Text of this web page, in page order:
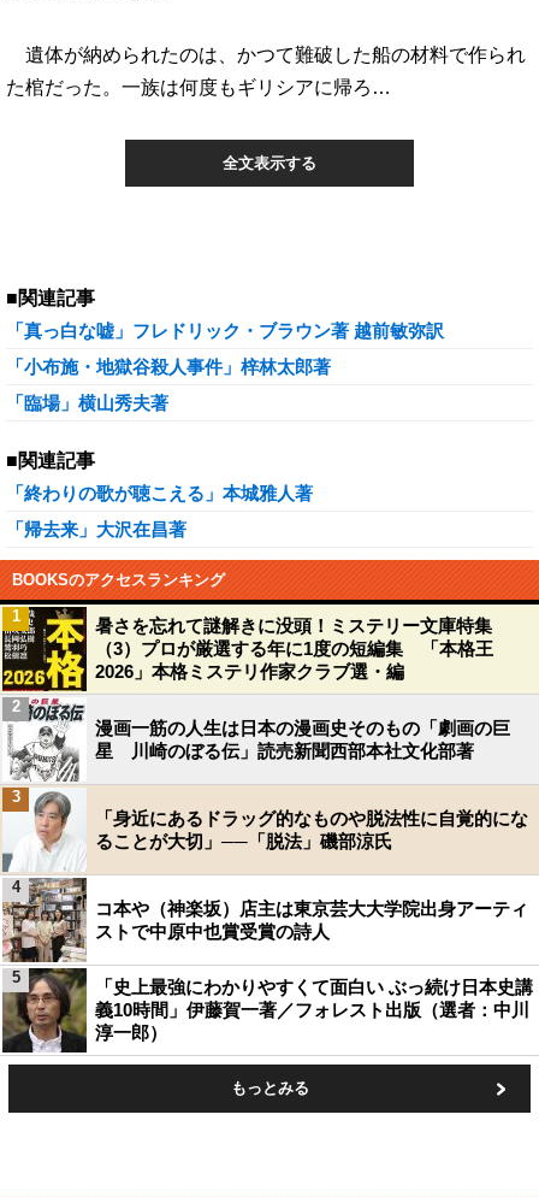
遺体が納められたのは、かつて難破した船の材料で作られ
た棺だった。一族は何度もギリシアに帰ろ…
全文表示する
■関連記事
「真っ白な嘘」フレドリック・ブラウン著 越前敏弥訳
「小布施・地獄谷殺人事件」梓林太郎著
「臨場」横山秀夫著
■関連記事
「終わりの歌が聴こえる」本城雅人著
「帰去来」大沢在昌著
BOOKSのアクセスランキング
暑さを忘れて謎解きに没頭！ミステリー文庫特集
（3）プロが厳選する年に1度の短編集 「本格王
2026」本格ミステリ作家クラブ選・編
1
漫画一筋の人生は日本の漫画史そのもの「劇画の巨
星 川崎のぼる伝」読売新聞西部本社文化部著
2
「身近にあるドラッグ的なものや脱法性に自覚的にな
ることが大切」──「脱法」磯部涼氏
3
コ本や（神楽坂）店主は東京芸大大学院出身アーティ
ストで中原中也賞受賞の詩人
4
「史上最強にわかりやすくて面白い ぶっ続け日本史講
義10時間」伊藤賀一著／フォレスト出版（選者：中川
淳一郎）
5
もっとみる